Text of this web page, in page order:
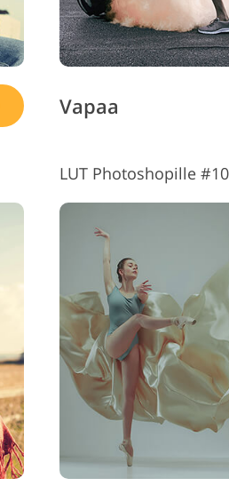
Vapaa
LUT Photoshopille